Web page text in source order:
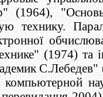
(1964),
технику.
(1974) та